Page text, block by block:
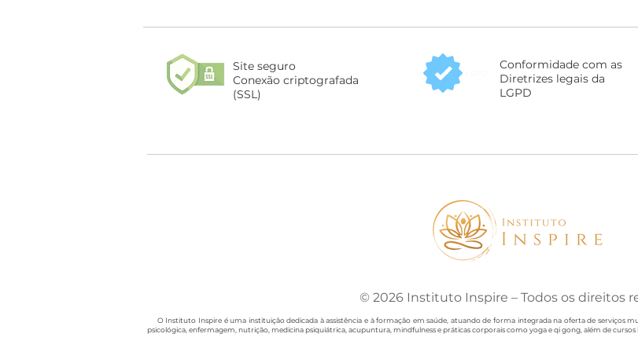
Site seguro
Conexão criptografada
(SSL)
LGPD
Conformidade com as
Diretrizes legais da
LGPD
© 2026 Instituto Inspire – Todos os direitos
O Instituto Inspire é uma instituição dedicada à assistência e à formação em saúde, atuando de forma integrada na oferta de serviços
psicológica, enfermagem, nutrição, medicina psiquiátrica, acupuntura, mindfulness e práticas corporais como yoga e qi gong, além de cursos